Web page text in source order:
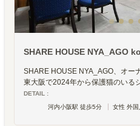
SHARE HOUSE NYA_AGO
SHARE HOUSE NYA_AGO、オー
東大阪で2024年から保護猫のいる
DETAIL :
河内小阪駅 徒歩5分
女性 外国